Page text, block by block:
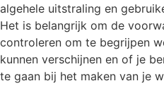
algehele uitstraling en
Het is belangrijk om de
controleren om te begrijpen
kunnen verschijnen en of je
te gaan bij het maken van je